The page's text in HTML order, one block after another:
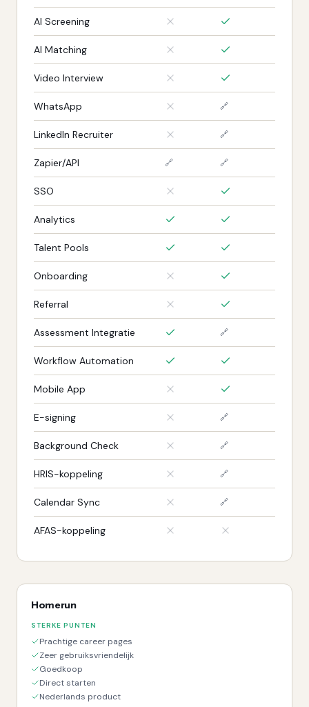
AI Screening
AI Matching
Video Interview
WhatsApp 🔗
LinkedIn Recruiter 🔗
Zapier/API 🔗 🔗
SSO
Analytics
Talent Pools
Onboarding
Referral
Assessment Integratie 🔗
Workflow Automation
Mobile App
E-signing 🔗
Background Check 🔗
HRIS-koppeling 🔗
Calendar Sync 🔗
AFAS-koppeling
Homerun
STERKE PUNTEN
Prachtige career pages
Zeer gebruiksvriendelijk
Goedkoop
Direct starten
Nederlands product